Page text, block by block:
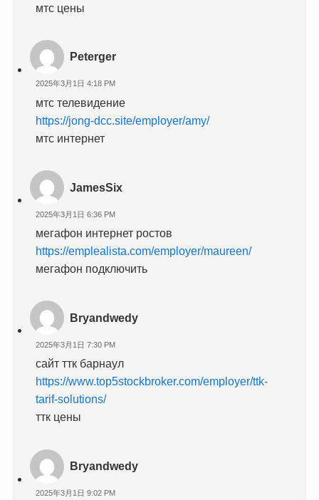
мтс цены
Peterger
2025年3月1日 4:18 PM
мтс телевидение
https://jong-dcc.site/employer/amy/
мтс интернет
JamesSix
2025年3月1日 6:36 PM
мегафон интернет ростов
https://emplealista.com/employer/maureen/
мегафон подключить
Bryandwedy
2025年3月1日 7:30 PM
сайт ттк барнаул
https://www.top5stockbroker.com/employer/ttk-
tarif-solutions/
ттк цены
Bryandwedy
2025年3月1日 9:02 PM